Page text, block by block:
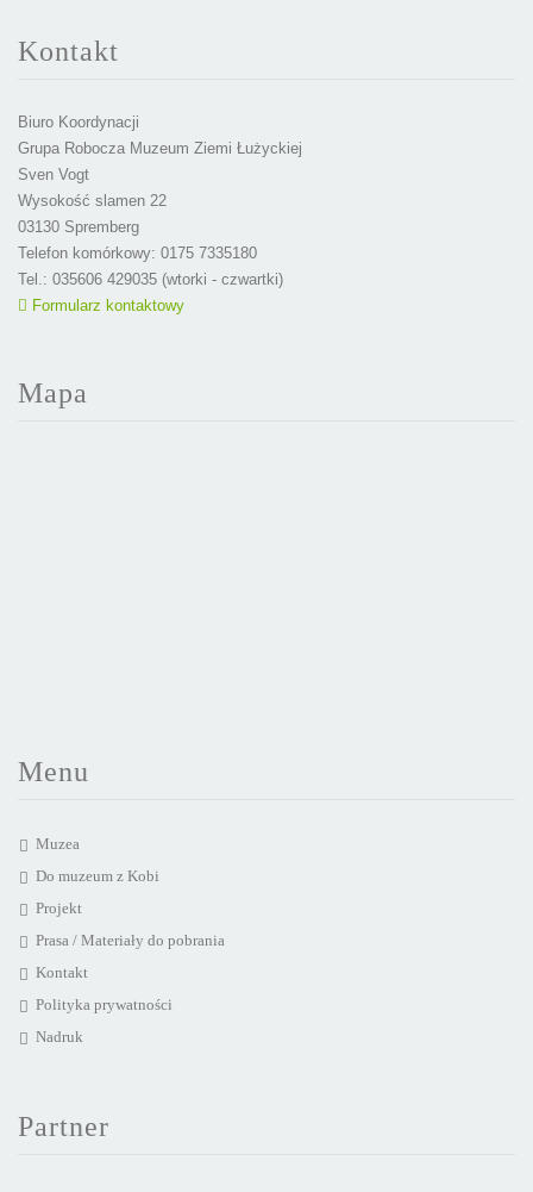
Kontakt
Biuro Koordynacji
Grupa Robocza Muzeum Ziemi Łużyckiej
Sven Vogt
Wysokość slamen 22
03130 Spremberg
Telefon komórkowy: 0175 7335180
Tel.: 035606 429035 (wtorki - czwartki)
Formularz kontaktowy
Mapa
Menu
Muzea
Do muzeum z Kobi
Projekt
Prasa / Materiały do pobrania
Kontakt
Polityka prywatności
Nadruk
Partner